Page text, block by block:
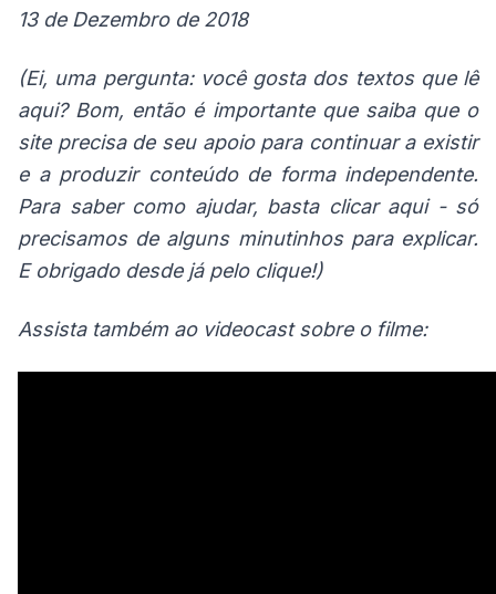
13 de Dezembro de 2018
(Ei, uma pergunta: você gosta dos textos que lê
aqui? Bom, então é importante que saiba que o
site precisa de seu apoio para continuar a existir
e a produzir conteúdo de forma independente.
Para saber como ajudar, basta clicar aqui- só
precisamos de alguns minutinhos para explicar.
E obrigado desde já pelo clique!)
Assista também ao videocast sobre o filme: